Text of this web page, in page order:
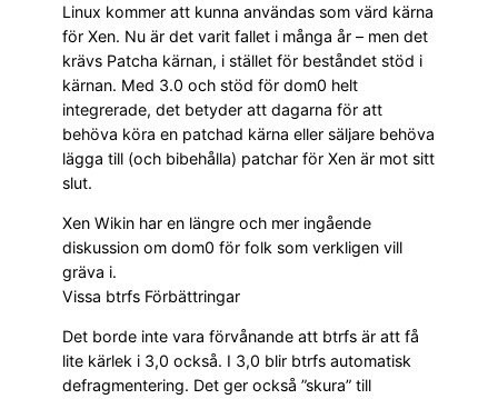
Linux kommer att kunna användas som värd kärna
för Xen. Nu är det varit fallet i många år – men det
krävs Patcha kärnan, i stället för beståndet stöd i
kärnan. Med 3.0 och stöd för dom0 helt
integrerade, det betyder att dagarna för att
behöva köra en patchad kärna eller säljare behöva
lägga till (och bibehålla) patchar för Xen är mot sitt
slut.
Xen Wikin har en längre och mer ingående
diskussion om dom0 för folk som verkligen vill
gräva i.
Vissa btrfs Förbättringar
Det borde inte vara förvånande att btrfs är att få
lite kärlek i 3,0 också. I 3,0 blir btrfs automatisk
defragmentering. Det ger också ”skura” till